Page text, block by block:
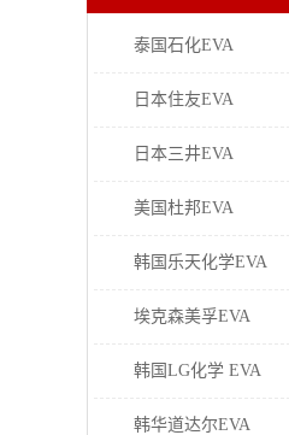
泰国石化EVA
日本住友EVA
日本三井EVA
美国杜邦EVA
韩国乐天化学EVA
埃克森美孚EVA
韩国LG化学 EVA
韩华道达尔EVA